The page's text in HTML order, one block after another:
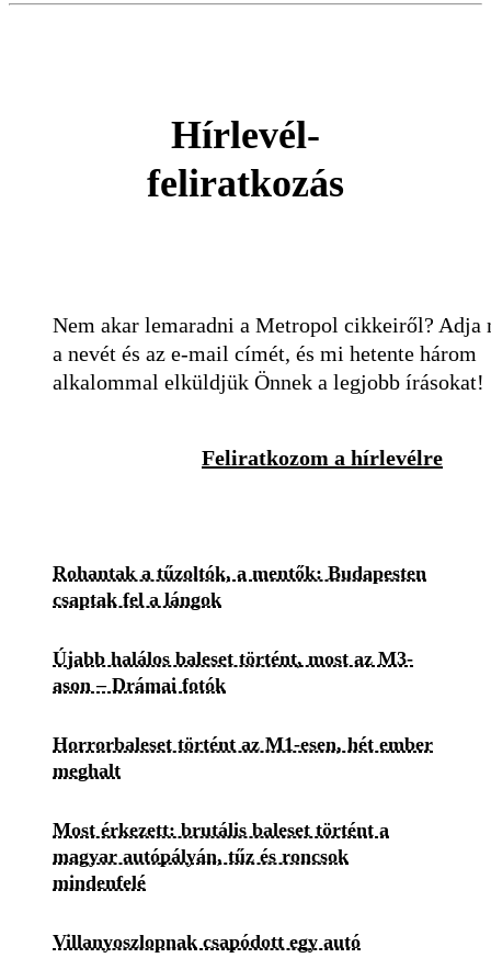
Hírlevél-
feliratkozás
Nem akar lemaradni a Metropol cikkeiről? Adja
a nevét és az e-mail címét, és mi hetente három
alkalommal elküldjük Önnek a legjobb írásokat!
Feliratkozom a hírlevélre
Rohantak a tűzoltók, a mentők: Budapesten
csaptak fel a lángok
Újabb halálos baleset történt, most az M3-
ason – Drámai fotók
Horrorbaleset történt az M1-esen, hét ember
meghalt
Most érkezett: brutális baleset történt a
magyar autópályán, tűz és roncsok
mindenfelé
Villanyoszlopnak csapódott egy autó